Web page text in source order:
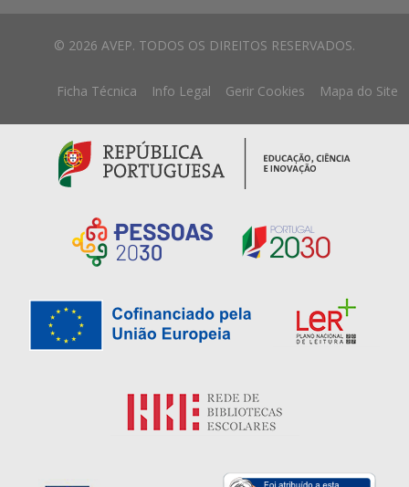
© 2026 AVEP. TODOS OS DIREITOS RESERVADOS.
Ficha Técnica Info Legal Gerir Cookies Mapa do Site